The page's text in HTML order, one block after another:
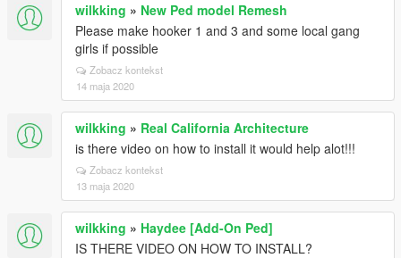
wilkking » New Ped model Remesh
Please make hooker 1 and 3 and some local gang
girls if possible
Zobacz kontekst
14 maja 2020
wilkking » Real California Architecture
is there video on how to install it would help alot!!!
Zobacz kontekst
13 maja 2020
wilkking » Haydee [Add-On Ped]
IS THERE VIDEO ON HOW TO INSTALL?